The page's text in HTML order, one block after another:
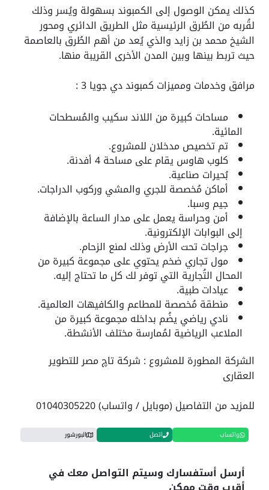
كذلك يمكن الوصول إلى الكمبوند بسهولة ويُسر وذلك
لقُربه من الطُرق الرئيسية مثل الطريق الدائري ومحور
الشيخ محمد بن زايد والذي يُعد من أهم الطُرق بالعاصمة
حيث تربط بينها وبين المدن الأخرى القريبة منها.
مرافق وخدمات ومميزات كمبوند دي جويا 3 :
مساحات كبيرة من اللاند سكيب والمُسطحات
المائية.
تم تخصيص مدخلان للمشروع.
كلوب هاوس يقام على مساحة 4 أفدنة.
بُحيرات صناعية.
أماكن مُخصصة للجري والمشي وركوب الدراجات.
جيم وسبا.
أمن وحراسة يعمل على مدار الساعة بالإضافة
إلى البوابات الإلكترونية.
جراجات تحت الأرض وذلك لمنع الزحام.
مول تجاري ضخم يحتوي على مجموعة كبيرة من
المحال التُجارية التي توفر لك كل ما تحتاج إليه.
عيادات طبية.
منطقة مُخصصة للمطاعم والكافيهات العالمية.
نادي رياضي يضُم بداخله مجموعة كبيرة من
الملاعب الرياضية لمُمارسة مختلف الأنشطة.
الشركة المطورة للمشروع : شركة تاچ مصر للتطوير
العقارى
للمزيد من التفاصيل (موبايل / واتساب) 01040305220
واتساب اتصل البورشور
أرسل أستفسارك وسيتم التواصل معك في